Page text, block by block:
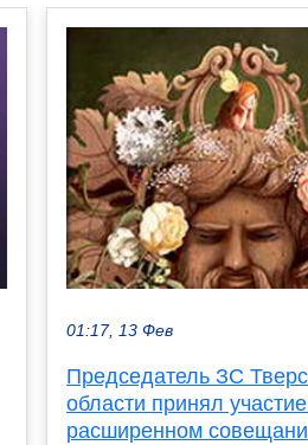
01:17, 13 Фев
Председатель ЗС
области принял
расширенном